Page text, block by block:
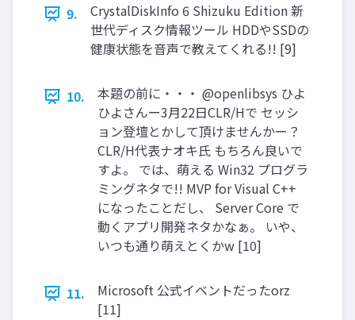
9.
CrystalDiskInfo 6 Shizuku Edition 新
世代ディスク情報ツール HDDやSSDの
健康状態を音声で教えてくれる!! [9]
10.
本題の前に・・・ @openlibsys ひよ
ひよさんー3月22日CLR/Hで セッシ
ョン登壇とかして頂けませんかー？
CLR/H代表ナオキ氏 もちろん良いで
すよ。 では、萌える Win32 プログラ
ミングネタで!! MVP for Visual C++
になったことだし、 Server Core で
動くアプリ開発ネタかなぁ。 いや、
いつも通り萌えとくかw [10]
11.
Microsoft 公式イベントだったorz
[11]